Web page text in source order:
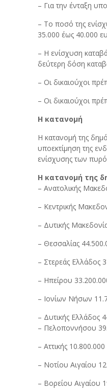
– Για την ένταξη
– Το ποσό της
35.000 έως 40.000
– Η ενίσχυση
δεύτερη δόση
– Οι δικαιούχοι
– Οι δικαιούχοι
Η κατανομή
Η κατανομή της
υποεκτίμηση της
ενίσχυσης των
Η κατανομή της
– Ανατολικής
– Κεντρικής
– Δυτικής
– Θεσσαλίας
– Στερεάς Ελλάδος
– Ηπείρου
– Ιονίων Νήσων
– Δυτικής Ελλάδος
– Πελοποννήσου
– Αττικής
– Νοτίου Αιγαίου
– Βορείου Αιγαίου